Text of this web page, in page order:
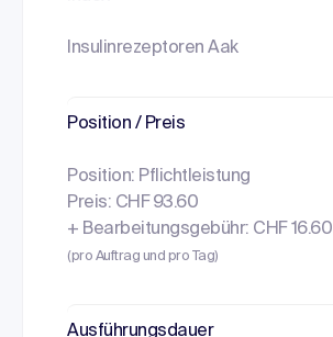
Insulinrezeptoren Aak
Position / Preis
Position: Pflichtleistung
Preis: CHF 93.60
+ Bearbeitungsgebühr: CHF 16.60
(pro Auftrag und pro Tag)
Ausführungsdauer